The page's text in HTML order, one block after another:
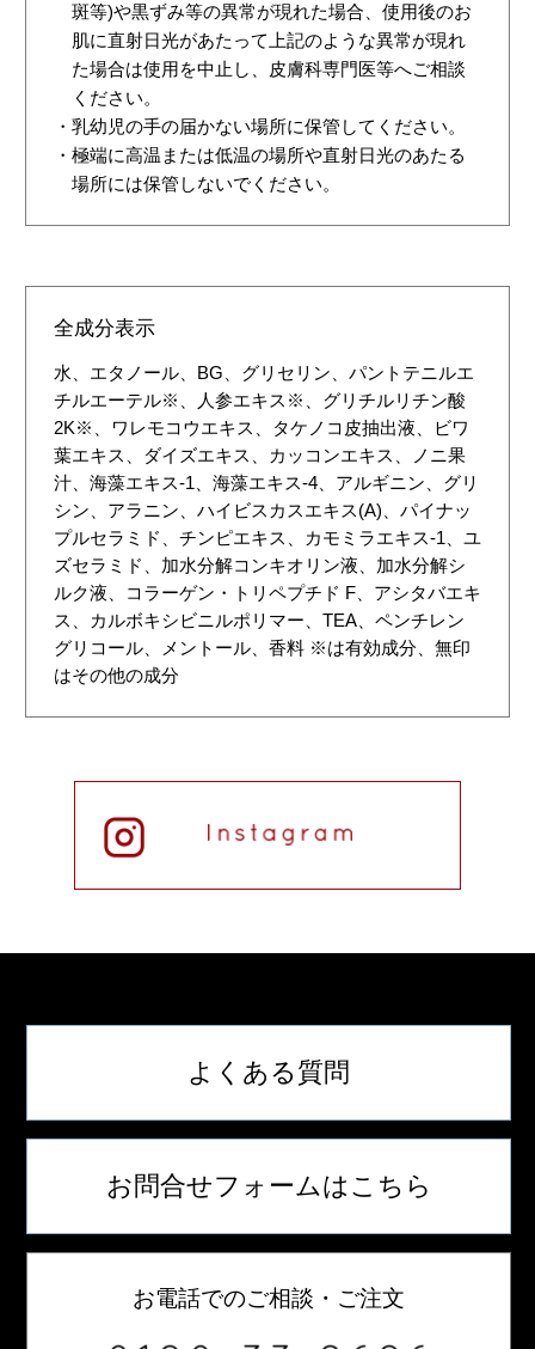
斑等)や黒ずみ等の異常が現れた場合、使用後のお
肌に直射日光があたって上記のような異常が現れ
た場合は使用を中止し、皮膚科専門医等へご相談
ください。
・乳幼児の手の届かない場所に保管してください。
・極端に高温または低温の場所や直射日光のあたる
場所には保管しないでください。
全成分表示
水、エタノール、BG、グリセリン、パントテニルエ
チルエーテル※、人参エキス※、グリチルリチン酸
2K※、ワレモコウエキス、タケノコ皮抽出液、ビワ
葉エキス、ダイズエキス、カッコンエキス、ノニ果
汁、海藻エキス-1、海藻エキス-4、アルギニン、グリ
シン、アラニン、ハイビスカスエキス(A)、パイナッ
プルセラミド、チンピエキス、カモミラエキス-1、ユ
ズセラミド、加水分解コンキオリン液、加水分解シ
ルク液、コラーゲン・トリペプチド F、アシタバエキ
ス、カルボキシビニルポリマー、TEA、ペンチレン
グリコール、メントール、香料 ※は有効成分、無印
はその他の成分
よくある質問
お問合せフォームはこちら
お電話でのご相談・ご注文